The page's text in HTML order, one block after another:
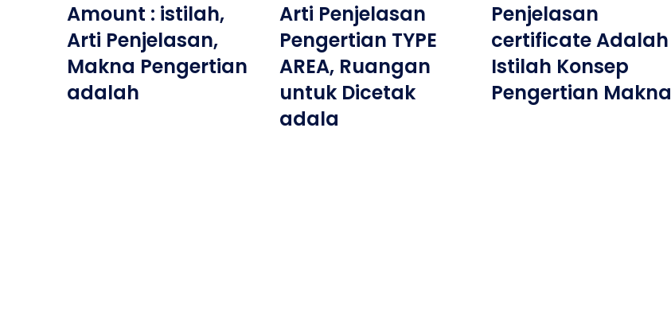
Amount : istilah,
Arti Penjelasan,
Makna Pengertian
adalah
Arti Penjelasan
Pengertian TYPE
AREA, Ruangan
untuk Dicetak
adala
Penjelasan
certificate Adalah
Istilah Konsep
Pengertian Makna